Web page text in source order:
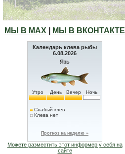
МЫ В МАХ МЫ В ВКОНТАКТЕ
Календарь клева рыбы
6.08.2026
Язь
Утро День Вечер Ночь
Слабый клев
Клева нет
Прогноз на неделю »
Можете разместить этот информер у себя на
сайте